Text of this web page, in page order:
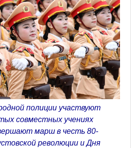
полиции участвуют
совместных учениях
марш в честь 80-
революции и Дня